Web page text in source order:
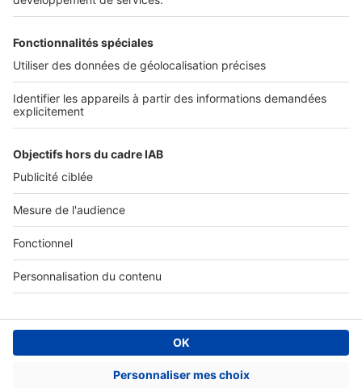
Tous nos services pro
Accès client
À DÉCOUVRIR
Annuaire des professionnels
Tout l'immobilier
Toutes les villes
Tous les départements
Toutes les régions
SeLoger © 1992 - 2023
Annonces Immobilières
Paramétrer mes cookies
Conditions Générales d'Utilisation
Fonctionnement de notre site